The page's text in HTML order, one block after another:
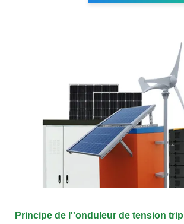
Principe de l''onduleur de tension